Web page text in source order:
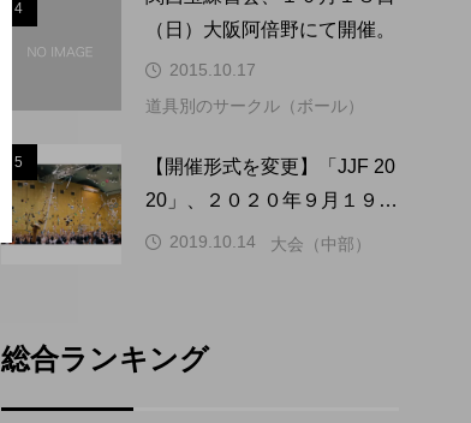
4
（日）大阪阿倍野にて開催。
2015.10.17
道具別のサークル（ボール）
5
【開催形式を変更】「JJF 20
20」、２０２０年９月１９
日〜９月２１日、福井県での
2019.10.14 大会（中部）
総合ランキング